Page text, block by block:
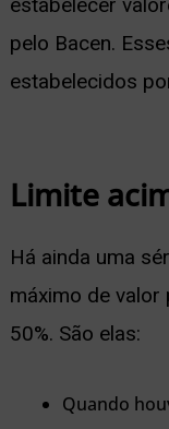
estabelecer
pelo Bacen.
estabelecidos
Limite
Há ainda uma
máximo de
50%. São elas:
Quando